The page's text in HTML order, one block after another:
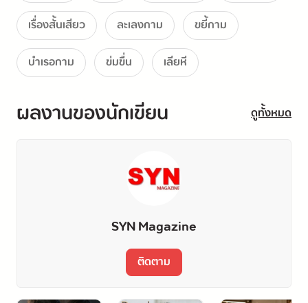
เรื่องสั้นเสียว
ละเลงกาม
ขยี้กาม
บำเรอกาม
ข่มขื่น เลียหี
ผลงานของนักเขียน ดูทั้งหมด
SYN Magazine
ติดตาม